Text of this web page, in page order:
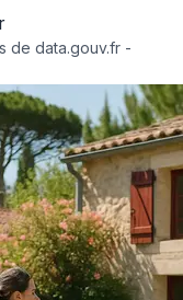
de data.gouv.fr -